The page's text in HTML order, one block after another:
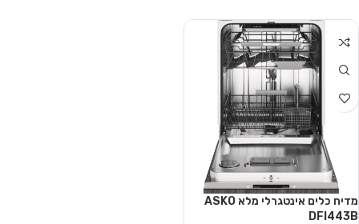
מדיח כלים אינטגרלי מלא ASKO
DFI443B